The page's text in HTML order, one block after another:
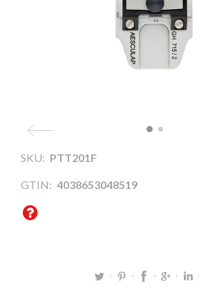
SKU: PTT201F
GTIN: 4038653048519